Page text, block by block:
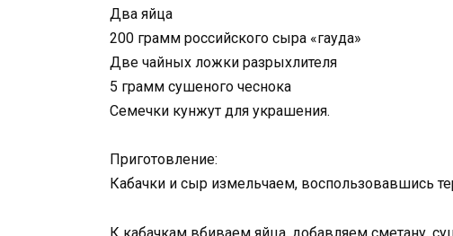
Два яйца
200 грамм российского сыра «гауда»
Две чайных ложки разрыхлителя
5 грамм сушеного чеснока
Семечки кунжут для украшения.
Приготовление:
Кабачки и сыр измельчаем, воспользовавшись
К кабачкам вбиваем яйца, добавляем сметану,